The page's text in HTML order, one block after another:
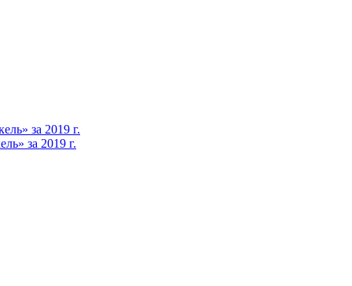
за 2019 г.
за 2019 г.